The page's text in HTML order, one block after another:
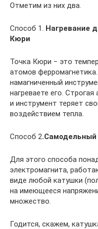
Отметим из них два.
Способ 1. Нагревание
Кюри
Точка Кюри − это
атомов
намагниченный
нагреваете его.
и инструмент теряет
воздействием тепла.
Способ 2.Самодельный
Для этого способа
электромагнита,
виде любой катушки
на имеющееся
множество.
Годится, скажем,